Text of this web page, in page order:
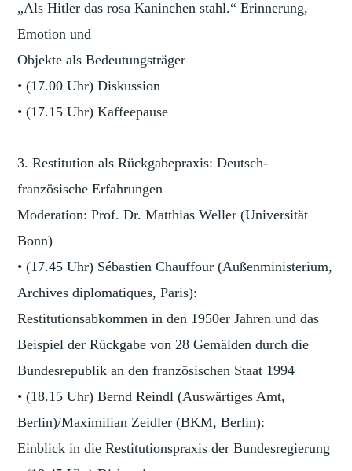
„Als Hitler das rosa Kaninchen stahl.“ Erinnerung,
Emotion und
Objekte als Bedeutungsträger
• (17.00 Uhr) Diskussion
• (17.15 Uhr) Kaffeepause
3. Restitution als Rückgabepraxis: Deutsch-
französische Erfahrungen
Moderation: Prof. Dr. Matthias Weller (Universität
Bonn)
• (17.45 Uhr) Sébastien Chauffour (Außenministerium,
Archives diplomatiques, Paris):
Restitutionsabkommen in den 1950er Jahren und das
Beispiel der Rückgabe von 28 Gemälden durch die
Bundesrepublik an den französischen Staat 1994
• (18.15 Uhr) Bernd Reindl (Auswärtiges Amt,
Berlin)/Maximilian Zeidler (BKM, Berlin):
Einblick in die Restitutionspraxis der Bundesregierung